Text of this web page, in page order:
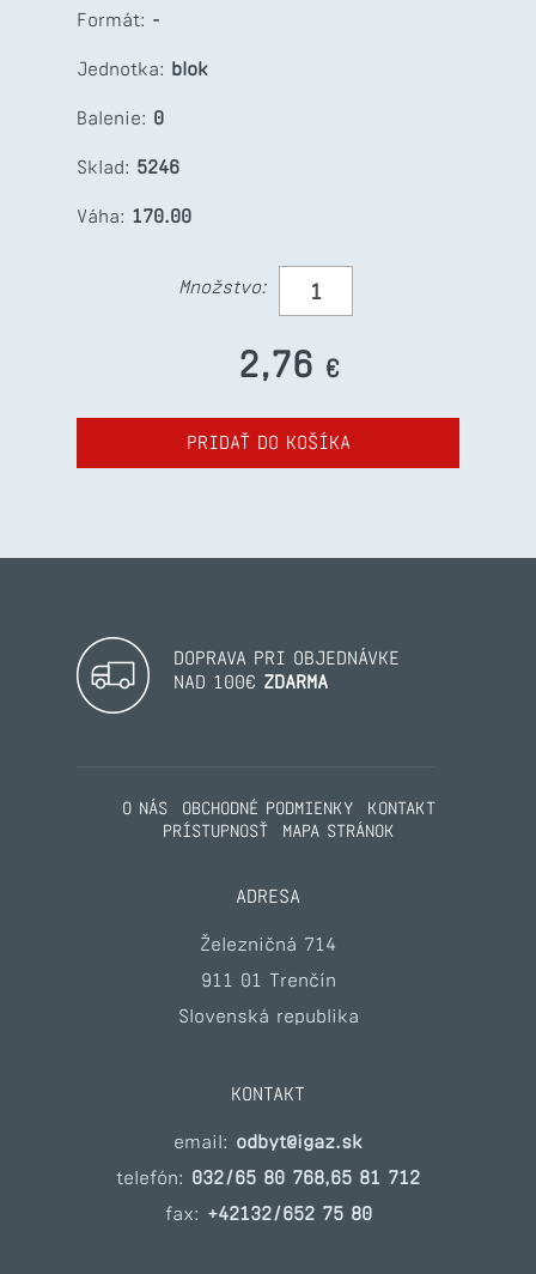
Formát: -
Jednotka: blok
Balenie: 0
Sklad: 5246
Váha: 170.00
Množstvo:
2,76 €
PRIDAŤ DO KOŠÍKA
DOPRAVA PRI OBJEDNÁVKE
NAD 100€ ZDARMA
O NÁS OBCHODNÉ PODMIENKY
KONTAKT
PRÍSTUPNOSŤ
MAPA STRÁNOK
ADRESA
Železničná 714
911 01 Trenčín
Slovenská republika
KONTAKT
email: odbyt@igaz.sk
telefón: 032/65 80 768,65 81 712
fax: +42132/652 75 80